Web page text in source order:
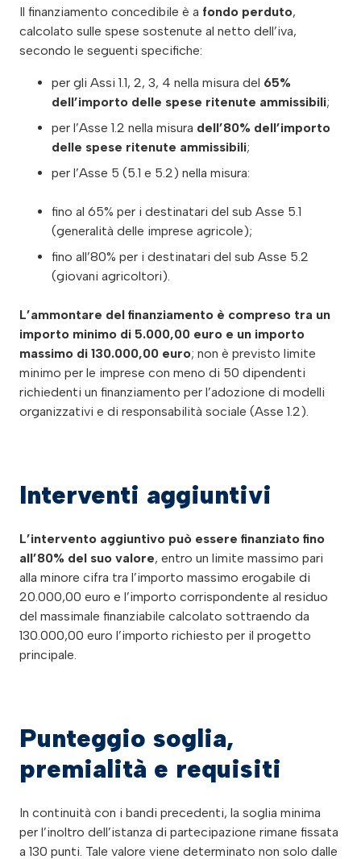
Il finanziamento concedibile è a fondo perduto,
calcolato sulle spese sostenute al netto dell’iva,
secondo le seguenti specifiche:
per gli Assi 1.1, 2, 3, 4 nella misura del 65%
dell’importo delle spese ritenute ammissibili;
per l’Asse 1.2 nella misura dell’80% dell’importo
delle spese ritenute ammissibili;
per l’Asse 5 (5.1 e 5.2) nella misura:
fino al 65% per i destinatari del sub Asse 5.1
(generalità delle imprese agricole);
fino all’80% per i destinatari del sub Asse 5.2
(giovani agricoltori).
L’ammontare del finanziamento è compreso tra un
importo minimo di 5.000,00 euro e un importo
massimo di 130.000,00 euro; non è previsto limite
minimo per le imprese con meno di 50 dipendenti
richiedenti un finanziamento per l’adozione di modelli
organizzativi e di responsabilità sociale (Asse 1.2).
Interventi aggiuntivi
L’intervento aggiuntivo può essere finanziato fino
all’80% del suo valore, entro un limite massimo pari
alla minore cifra tra l’importo massimo erogabile di
20.000,00 euro e l’importo corrispondente al residuo
del massimale finanziabile calcolato sottraendo da
130.000,00 euro l’importo richiesto per il progetto
principale.
Punteggio soglia,
premialità e requisiti
In continuità con i bandi precedenti, la soglia minima
per l’inoltro dell’istanza di partecipazione rimane fissata
a 130 punti. Tale valore viene determinato non solo dalle